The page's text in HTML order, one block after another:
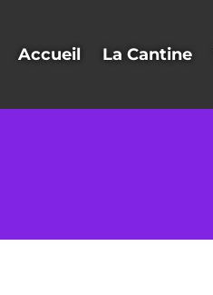
Accueil La Cantine